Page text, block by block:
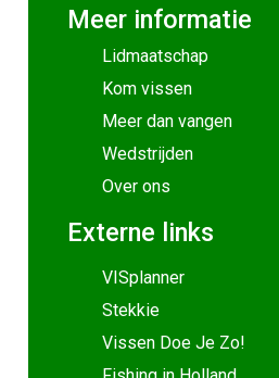
Meer informatie
Lidmaatschap
Kom vissen
Meer dan vangen
Wedstrijden
Over ons
Externe links
VISplanner
Stekkie
Vissen Doe Je Zo!